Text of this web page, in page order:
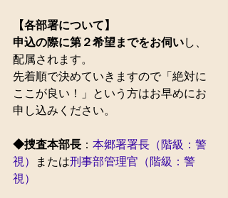
【各部署について】
申込の際に第２希望までをお伺いし、
配属されます。
先着順で決めていきますので「絶対に
ここが良い！」という方はお早めにお
申し込みください。
◆捜査本部長 ： 本郷署署長（階級：警
視）
または刑事部管理官（階級：警
視）